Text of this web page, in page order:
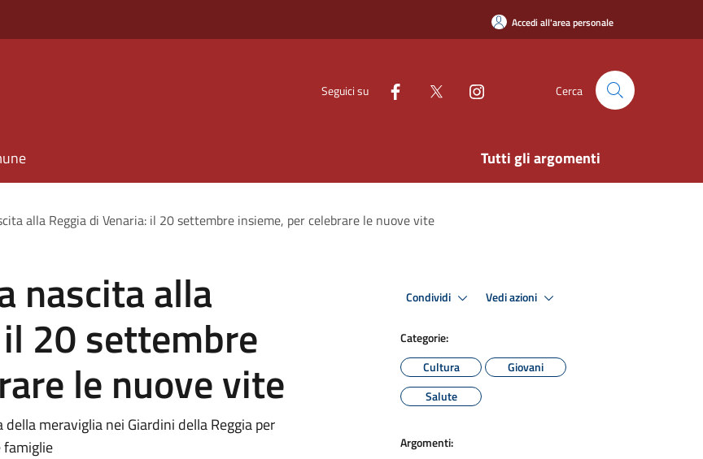
Accedi all'area personale
Seguici su Cerca
Tutti gli argomenti
alla Reggia di Venaria: il 20 settembre insieme, per celebrare le nuove vite
nascita alla
20 settembre
le nuove vite
meraviglia nei Giardini della Reggia per
Condividi Vedi azioni
Categorie:
Cultura
Giovani
Salute
Argomenti: